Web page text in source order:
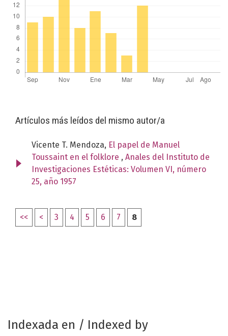
Artículos más leídos del mismo autor/a
Vicente T. Mendoza, El papel de Manuel
Toussaint en el folklore , Anales del Instituto de
Investigaciones Estéticas: Volumen VI, número
25, año 1957
<< < 3 4 5 6 7 8
Indexada en / Indexed by